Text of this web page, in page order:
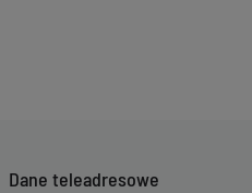
Dane teleadresowe